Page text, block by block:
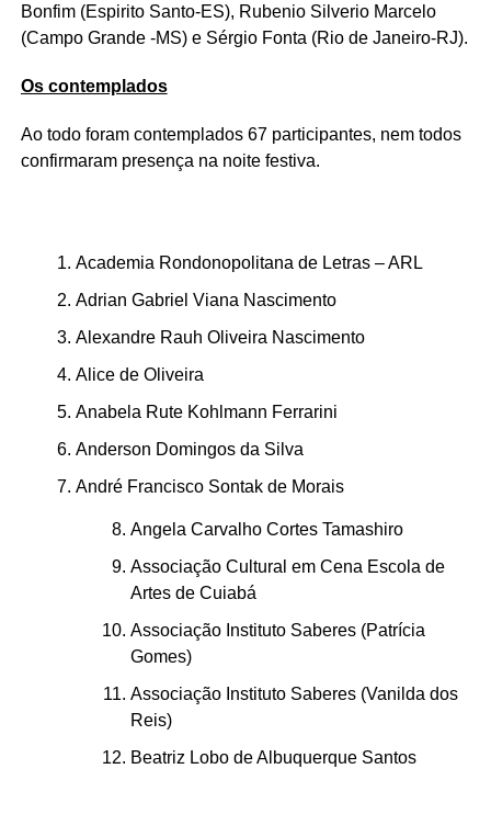
Bonfim (Espirito Santo-ES), Rubenio Silverio Marcelo
(Campo Grande -MS) e Sérgio Fonta (Rio de Janeiro-RJ).
Os contemplados
Ao todo foram contemplados 67 participantes, nem todos
confirmaram presença na noite festiva.
Academia Rondonopolitana de Letras – ARL
Adrian Gabriel Viana Nascimento
Alexandre Rauh Oliveira Nascimento
Alice de Oliveira
Anabela Rute Kohlmann Ferrarini
Anderson Domingos da Silva
André Francisco Sontak de Morais
Angela Carvalho Cortes Tamashiro
Associação Cultural em Cena Escola de
Artes de Cuiabá
Associação Instituto Saberes (Patrícia
Gomes)
Associação Instituto Saberes (Vanilda dos
Reis)
Beatriz Lobo de Albuquerque Santos